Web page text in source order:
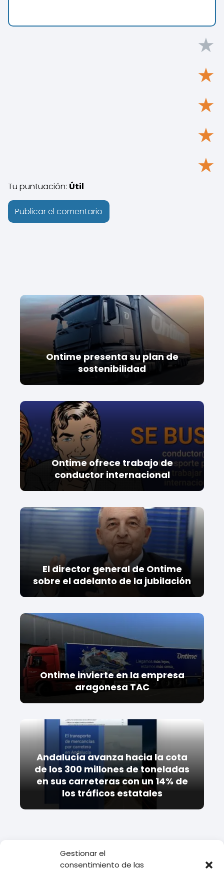
Gestionar el
consentimiento de las
★
★
★
★
★
Tu puntuación: Útil
Ontime presenta su plan de
sostenibilidad
Ontime ofrece trabajo de
conductor internacional
El director general de Ontime
sobre el adelanto de la jubilación
Ontime invierte en la empresa
aragonesa TAC
Andalucía avanza hacia la cota
de los 300 millones de toneladas
en sus carreteras con un 14% de
los tráficos estatales